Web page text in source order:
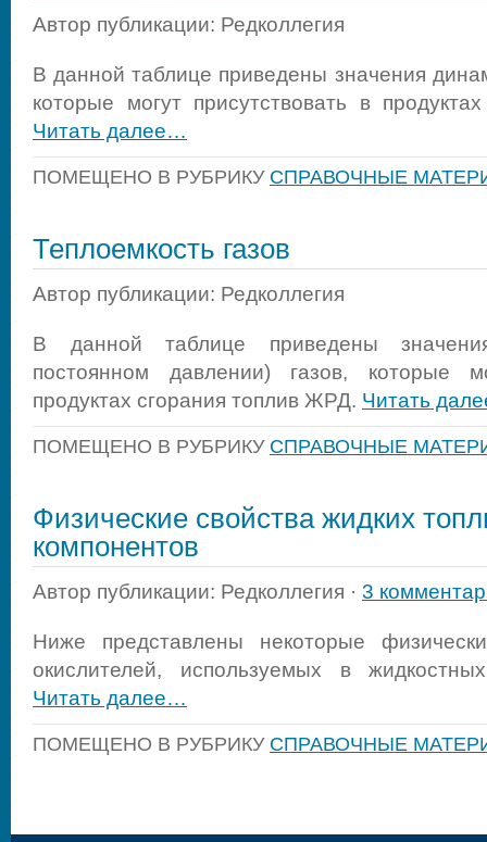
Автор публикации: Редколлегия
В данной таблице приведены значения
которые могут присутствовать в
Читать далее…
ПОМЕЩЕНО В РУБРИКУ СПРАВОЧНЫЕ
Теплоемкость газов
Автор публикации: Редколлегия
В данной таблице приведены
постоянном давлении) газов, которые
продуктах сгорания топлив ЖРД. Читать
ПОМЕЩЕНО В РУБРИКУ СПРАВОЧНЫЕ
Физические свойства жидких
компонентов
Автор публикации: Редколлегия · 3
Ниже представлены некоторые
окислителей, используемых в
Читать далее…
ПОМЕЩЕНО В РУБРИКУ СПРАВОЧНЫЕ